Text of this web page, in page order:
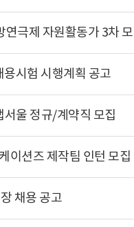
연극제 자원활동가 3차
시험 시행계획 공고
울 정규/계약직 모집
이션즈 제작팀 인턴 모집
채용 공고